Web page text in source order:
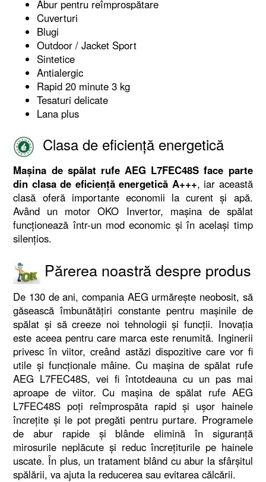
Abur pentru reîmprospătare
Cuverturi
Blugi
Outdoor / Jacket Sport
Sintetice
Antialergic
Rapid 20 minute 3 kg
Tesaturi delicate
Lana plus
Clasa de eficiență energetică
Mașina de spălat rufe AEG L7FEC48S face parte
din clasa de eficiență energetică A+++, iar această
clasă oferă importante economii la curent și apă.
Având un motor OKO Invertor, mașina de spălat
funcționează într-un mod economic și în același timp
silențios.
Părerea noastră despre produs
De 130 de ani, compania AEG urmărește neobosit, să
găsească îmbunătățiri constante pentru mașinile de
spălat și să creeze noi tehnologii și funcții. Inovația
este aceea pentru care marca este renumită. Inginerii
privesc în viitor, creând astăzi dispozitive care vor fi
utile și funcționale mâine. Cu mașina de spălat rufe
AEG L7FEC48S, vei fi întotdeauna cu un pas mai
aproape de viitor. Cu mașina de spălat rufe AEG
L7FEC48S poți reîmprospăta rapid și ușor hainele
încrețite și le pot pregăti pentru purtare. Programele
de abur rapide și blânde elimină în siguranță
mirosurile neplăcute și reduc încrețiturile pe hainele
uscate. În plus, un tratament blând cu abur la sfârșitul
spălării, va ajuta la reducerea sau evitarea călcării.